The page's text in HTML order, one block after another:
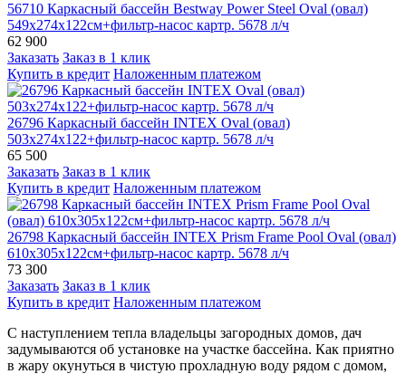
56710 Каркасный бассейн Bestway Power Steel Oval (овал)
549х274х122см+фильтр-насос картр. 5678 л/ч
62 900
Заказать Заказ в 1 клик
Купить в кредит Наложенным платежом
26796 Каркасный бассейн INTEX Oval (овал)
503х274х122+фильтр-насос картр. 5678 л/ч
65 500
Заказать Заказ в 1 клик
Купить в кредит Наложенным платежом
26798 Каркасный бассейн INTEX Prism Frame Pool Oval (овал)
610х305х122см+фильтр-насос картр. 5678 л/ч
73 300
Заказать Заказ в 1 клик
Купить в кредит Наложенным платежом
С наступлением тепла владельцы загородных домов, дач
задумываются об установке на участке бассейна. Как приятно
в жару окунуться в чистую прохладную воду рядом с домом,